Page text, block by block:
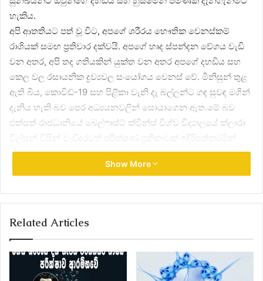
හැකිය.
අපි ආතතියට පත් වූ විට, අපගේ ශරීරය භෞතික වෙනස්කම්
රාශියක් සමඟ ප්‍රතිචාර දක්වයි. අපගේ හෘද ස්පන්දන වේගය වැඩි
වන අතර, අපි තද ගතියකින් යුක්ත වන අතර අපගේ දහඩිය සහ
කෙල වල රසායනික ද්‍රව්‍යවල සංයෝගය වෙනස් වේ. මිනිසුන් තුළ
ඇති බිය, කොවිඩ්-19 සහ පිළිකා වැනි දෑ බල්ලන්ට ගඳ සුවඳ මගින්
දැනිය හැකි බව පෙර අධ්‍යයනවලින් සොයාගෙන ඇත.මේ බව
එක්සත් රාජධානියේ බෙල්ෆාස්ට් ක්වීන්ස් විශ්ව විද්‍යාලයේ ක්ලාරා
විල්සන් විසින් වැඩිදුරටත් පරික්ෂණ ප්‍රතිකාවක් ඉදිරිපත්කරමින්
ප්‍රකාශයට පත්කර ඇත.
Show More
Related Articles